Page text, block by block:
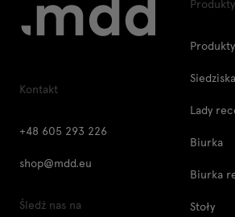
Kontakt
+48 605 293 226
shop@mdd.eu
Śledź nas na
Produkty
Produkty
Siedziska
Lady
Biurka
Biurka
Stoły